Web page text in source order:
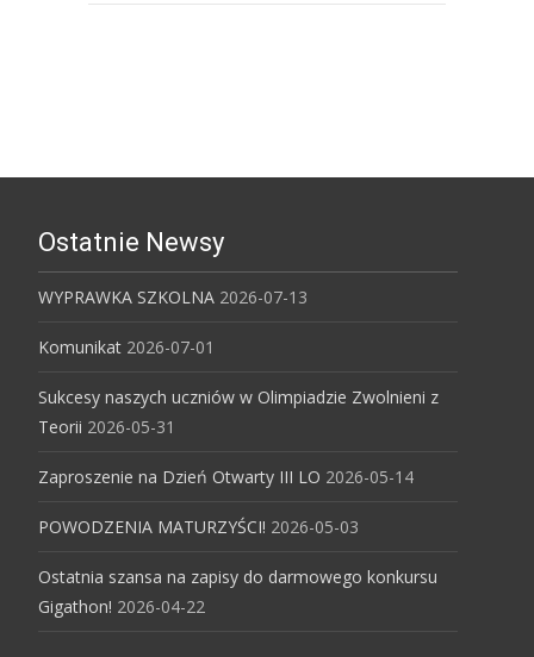
Ostatnie Newsy
WYPRAWKA SZKOLNA 2026-07-13
Komunikat 2026-07-01
Sukcesy naszych uczniów w Olimpiadzie Zwolnieni z
Teorii 2026-05-31
Zaproszenie na Dzień Otwarty III LO 2026-05-14
POWODZENIA MATURZYŚCI! 2026-05-03
Ostatnia szansa na zapisy do darmowego konkursu
Gigathon! 2026-04-22